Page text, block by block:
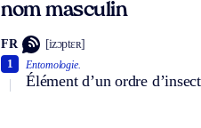
nom masculin
FR [izɔptɛʀ]
Entomologie.
Élément d’un ordre
1